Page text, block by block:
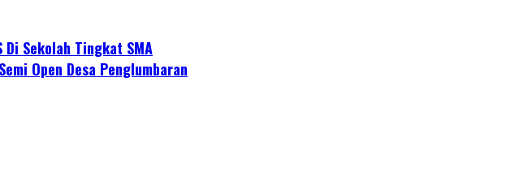
Sekolah Tingkat SMA
Open Desa Penglumbaran